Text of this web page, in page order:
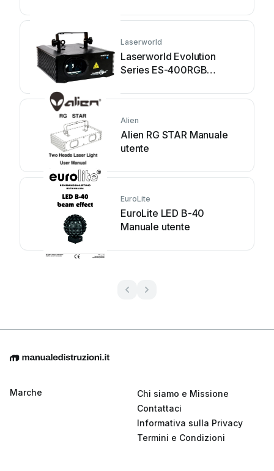
Laserworld
Laserworld Evolution
Series ES-400RGB
Alien
Alien RG STAR Manuale
utente
EuroLite
EuroLite LED B-40
Manuale utente
Marche
Chi siamo e Missione
Contattaci
Informativa sulla Privacy
Termini e Condizioni